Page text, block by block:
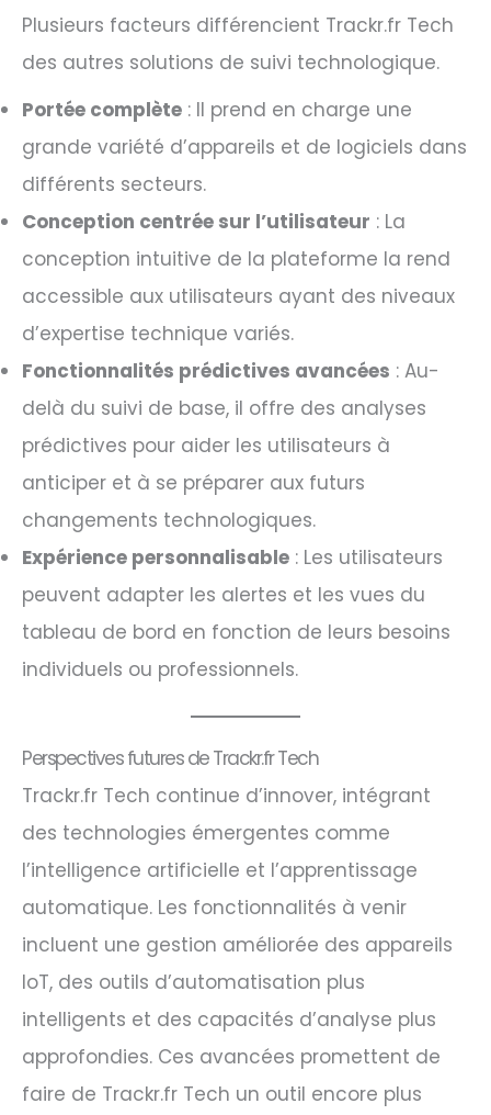
Plusieurs facteurs différencient Trackr.fr Tech
des autres solutions de suivi technologique.
Portée complète : Il prend en charge une
grande variété d’appareils et de logiciels dans
différents secteurs.
Conception centrée sur l’utilisateur : La
conception intuitive de la plateforme la rend
accessible aux utilisateurs ayant des niveaux
d’expertise technique variés.
Fonctionnalités prédictives avancées : Au-
delà du suivi de base, il offre des analyses
prédictives pour aider les utilisateurs à
anticiper et à se préparer aux futurs
changements technologiques.
Expérience personnalisable : Les utilisateurs
peuvent adapter les alertes et les vues du
tableau de bord en fonction de leurs besoins
individuels ou professionnels.
Perspectives futures de Trackr.fr Tech
Trackr.fr Tech continue d’innover, intégrant
des technologies émergentes comme
l’intelligence artificielle et l’apprentissage
automatique. Les fonctionnalités à venir
incluent une gestion améliorée des appareils
IoT, des outils d’automatisation plus
intelligents et des capacités d’analyse plus
approfondies. Ces avancées promettent de
faire de Trackr.fr Tech un outil encore plus